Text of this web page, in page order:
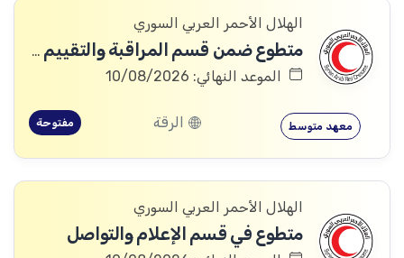
الهلال الأحمر العربي السوري
متطوع ضمن قسم المراقبة والتقييم والتعلم (MEAL)
الموعد النهائي: 10/08/2026
معهد متوسط الرقة مفتوحة
الهلال الأحمر العربي السوري
متطوع في قسم الإعلام والتواصل